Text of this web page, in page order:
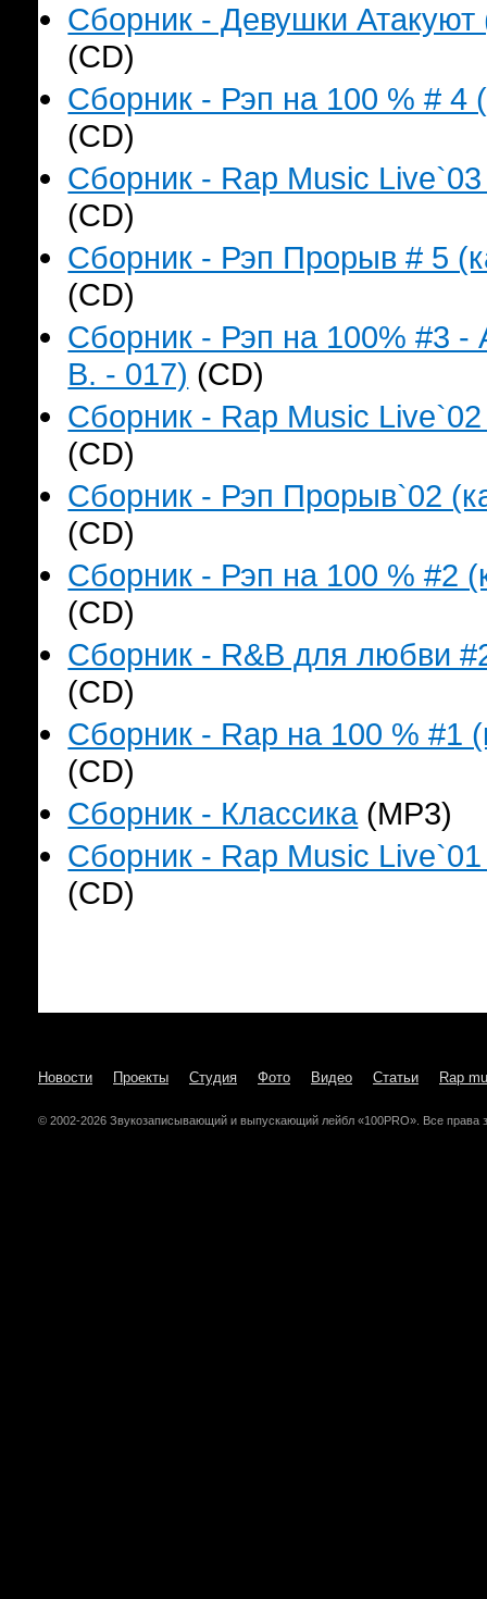
Сборник - Девушки
(CD)
Сборник - Рэп на 100 % # 4
(CD)
Сборник - Rap Music
(CD)
Сборник - Рэп Прорыв # 5
(CD)
Сборник - Рэп на 100% #3
B. - 017) (CD)
Сборник - Rap Music
(CD)
Сборник - Рэп Прорыв`02
(CD)
Сборник - Рэп на 100 % #2
(CD)
Сборник - R&B для любви
(CD)
Сборник - Rap на 100 % #1
(CD)
Сборник - Классика(MP3)
Сборник - Rap Music
(CD)
Новости Проекты Студия Фото Видео Статьи Rap
© 2002-2026 Звукозаписывающий и выпускающий лейбл «100PRO». Все